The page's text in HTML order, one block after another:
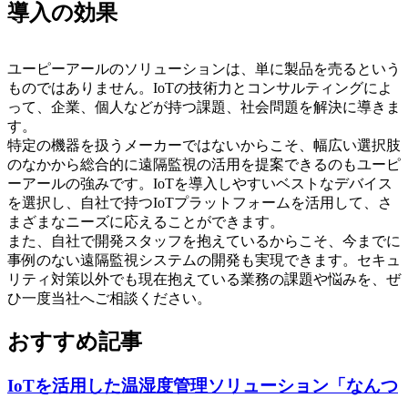
導入の効果
ユーピーアールのソリューションは、単に製品を売るという
ものではありません。IoTの技術力とコンサルティングによ
って、企業、個人などが持つ課題、社会問題を解決に導きま
す。
特定の機器を扱うメーカーではないからこそ、幅広い選択肢
のなかから総合的に遠隔監視の活用を提案できるのもユーピ
ーアールの強みです。IoTを導入しやすいベストなデバイス
を選択し、自社で持つIoTプラットフォームを活用して、さ
まざまなニーズに応えることができます。
また、自社で開発スタッフを抱えているからこそ、今までに
事例のない遠隔監視システムの開発も実現できます。セキュ
リティ対策以外でも現在抱えている業務の課題や悩みを、ぜ
ひ一度当社へご相談ください。
おすすめ記事
IoTを活用した温湿度管理ソリューション「なんつ